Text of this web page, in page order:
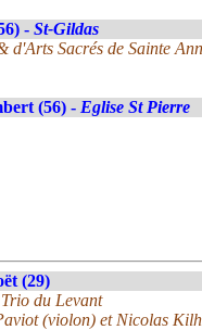
- St-Gildas
d'Arts Sacrés de Sainte
(56) - Eglise St Pierre
(29)
du Levant
(violon) et Nicolas